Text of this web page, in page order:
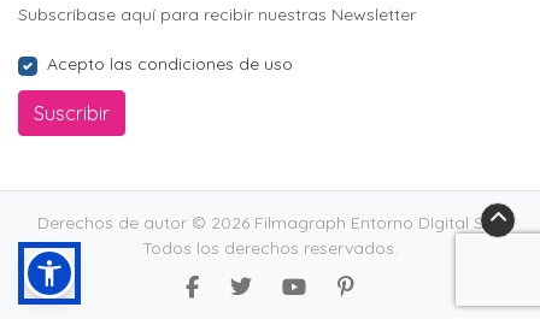
Subscríbase aquí para recibir nuestras Newsletter
Acepto las condiciones de uso
Suscribir
Derechos de autor © 2026 Filmagraph Entorno DIgital S.L..
Todos los derechos reservados.